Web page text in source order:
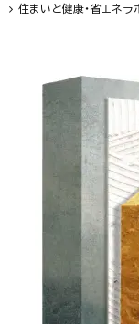
住まいと健康・省エネラ